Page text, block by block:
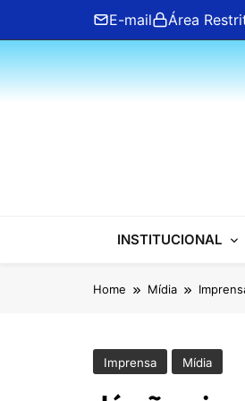
content
E-mail Área
ANFIP
INSTITUCIONAL
Home Mídia
Imprensa Mídia